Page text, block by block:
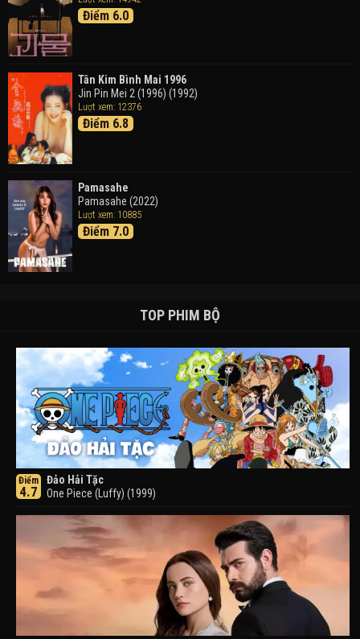
Điểm 6.0
Tân Kim Bình Mai 1996
Jin Pin Mei 2 (1996) (1992)
Lượt xem: 12376
Điểm 6.8
Pamasahe
Pamasahe (2022)
Lượt xem: 10885
Điểm 7.0
TOP PHIM BỘ
Điểm
4.7
Đảo Hải Tặc
One Piece (Luffy) (1999)